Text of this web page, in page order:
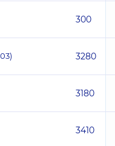
300
3280
3180
3410